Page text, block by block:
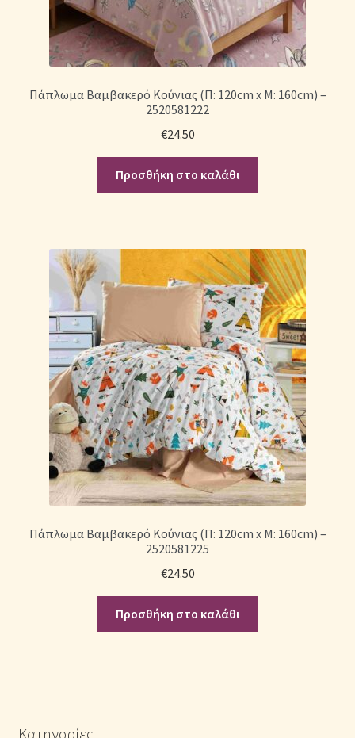
Πάπλωμα Βαμβακερό Κούνιας (Π: 120cm x Μ: 160cm) –
2520581222
€24.50
Προσθήκη στο καλάθι
Πάπλωμα Βαμβακερό Κούνιας (Π: 120cm x Μ: 160cm) –
2520581225
€24.50
Προσθήκη στο καλάθι
Κατηγορίες